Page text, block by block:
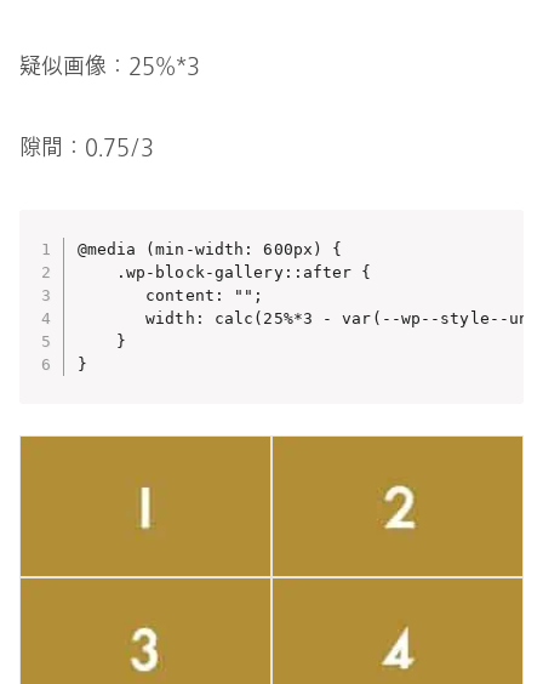
疑似画像：25%*3
隙間：0.75/3
@media (min-width: 600px) {
    .wp-block-gallery::after {
       content: "";
width: calc(25%*3 - var(--wp--style--
    }
}